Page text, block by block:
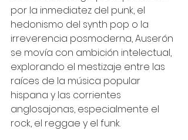
por la inmediatez del punk, el
hedonismo del synth pop o la
irreverencia posmoderna, Auserón
se movía con ambición intelectual,
explorando el mestizaje entre las
raíces de la música popular
hispana y las corrientes
anglosajonas, especialmente el
rock, el reggae y el funk.